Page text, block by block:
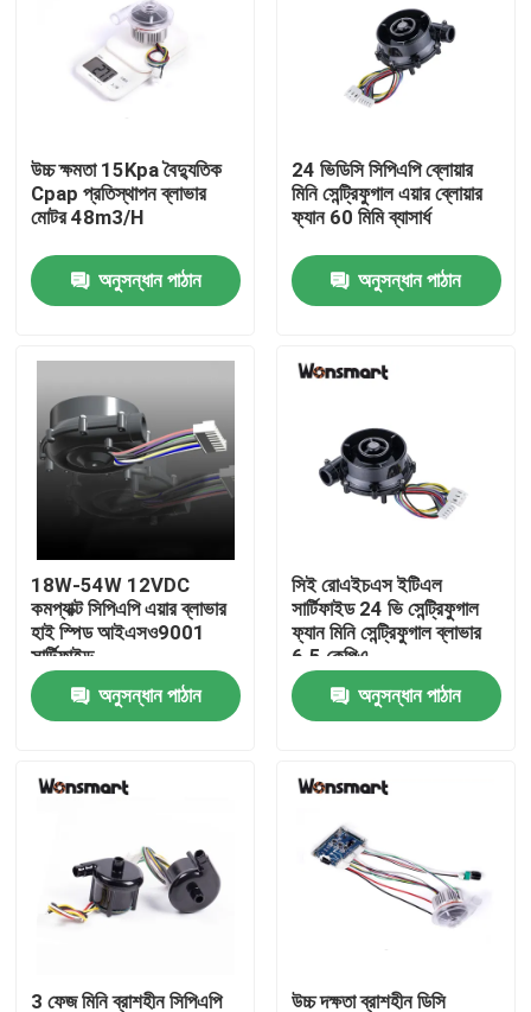
পণ্য
ভিডিও
কারখানা পরিদর্শন
গুণমান নিয়ন্ত্রণ
আমাদের সাথে যোগাযোগ
মামলা
একটি উদ্ধৃতি অনুরোধ করুন
উচ্চ ক্ষমতা 15Kpa বৈদ্যুতিক
Cpap প্রতিস্থাপন ব্লাভার
মোটর 48m3/H
অনুসন্ধান পাঠান
24 ভিডিসি সিপিএপি ব্লোয়ার
মিনি সেন্ট্রিফুগাল এয়ার ব্লোয়ার
ফ্যান 60 মিমি ব্যাসার্ধ
অনুসন্ধান পাঠান
18W-54W 12VDC
কমপ্যাক্ট সিপিএপি এয়ার ব্লাভার
হাই স্পিড আইএসও9001
সার্টিফাইড
অনুসন্ধান পাঠান
সিই রোএইচএস ইটিএল
সার্টিফাইড 24 ভি সেন্ট্রিফুগাল
ফ্যান মিনি সেন্ট্রিফুগাল ব্লাভার
6.5 কেপিএ
অনুসন্ধান পাঠান
3 ফেজ মিনি ব্রাশহীন সিপিএপি উচ্চ দক্ষতা ব্রাশহীন ডিসি